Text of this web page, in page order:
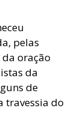
pelas
da oração
da
de
travessia do